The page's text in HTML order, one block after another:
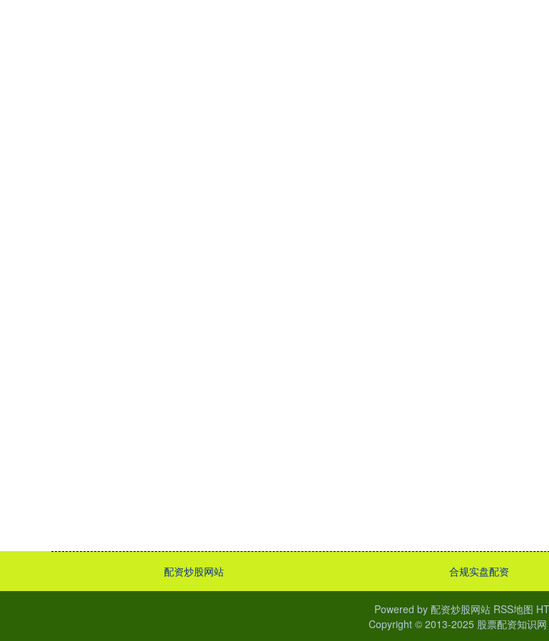
配资炒股网站 合规实盘配资
Powered by 配资炒股网站 RSS地图
Copyright © 2013-2025 股票配资知识网